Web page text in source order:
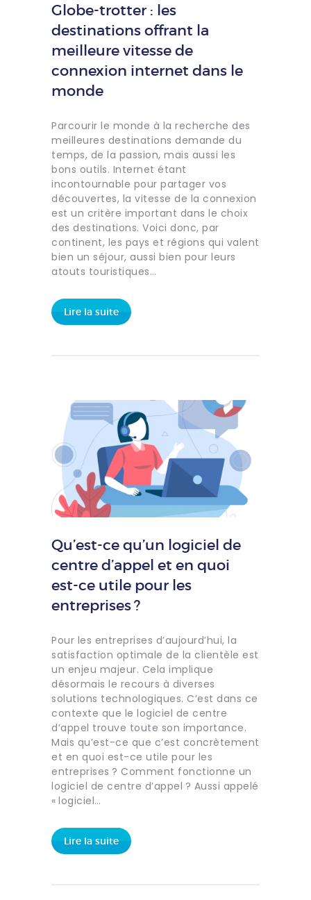
Globe-trotter : les
destinations offrant la
meilleure vitesse de
connexion internet dans le
monde
Parcourir le monde à la recherche des
meilleures destinations demande du
temps, de la passion, mais aussi les
bons outils. Internet étant
incontournable pour partager vos
découvertes, la vitesse de la connexion
est un critère important dans le choix
des destinations. Voici donc, par
continent, les pays et régions qui valent
bien un séjour, aussi bien pour leurs
atouts touristiques…
Lire la suite
Qu’est-ce qu’un logiciel de
centre d’appel et en quoi
est-ce utile pour les
entreprises ?
Pour les entreprises d’aujourd’hui, la
satisfaction optimale de la clientèle est
un enjeu majeur. Cela implique
désormais le recours à diverses
solutions technologiques. C’est dans ce
contexte que le logiciel de centre
d’appel trouve toute son importance.
Mais qu’est-ce que c’est concrètement
et en quoi est-ce utile pour les
entreprises ? Comment fonctionne un
logiciel de centre d’appel ? Aussi appelé
« logiciel…
Lire la suite